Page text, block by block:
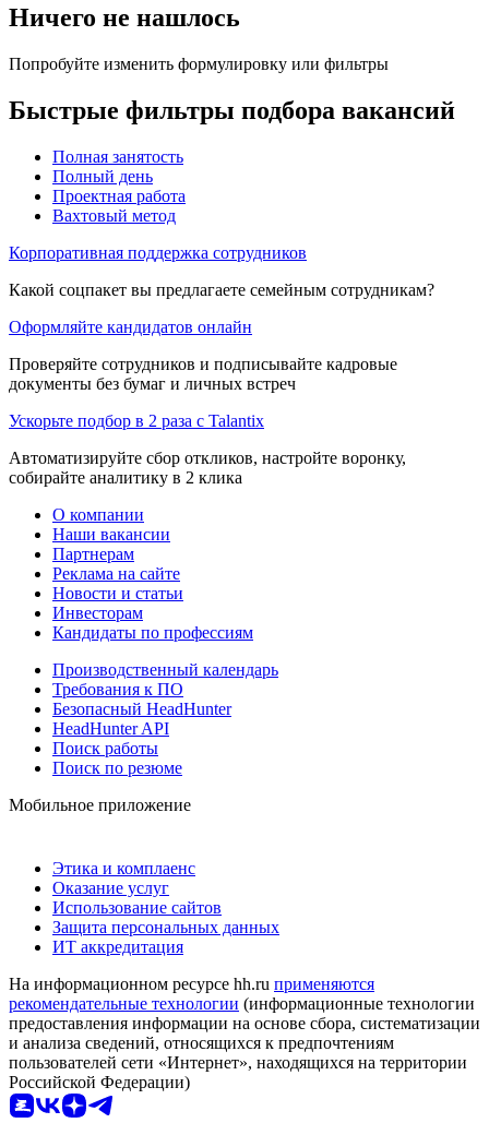
Ничего не нашлось
Попробуйте изменить формулировку или фильтры
Быстрые фильтры подбора вакансий
Полная занятость
Полный день
Проектная работа
Вахтовый метод
Корпоративная поддержка сотрудников
Какой соцпакет вы предлагаете семейным сотрудникам?
Оформляйте кандидатов онлайн
Проверяйте сотрудников и подписывайте кадровые
документы без бумаг и личных встреч
Ускорьте подбор в 2 раза с Talantix
Автоматизируйте сбор откликов, настройте воронку,
собирайте аналитику в 2 клика
О компании
Наши вакансии
Партнерам
Реклама на сайте
Новости и статьи
Инвесторам
Кандидаты по профессиям
Производственный календарь
Требования к ПО
Безопасный HeadHunter
HeadHunter API
Поиск работы
Поиск по резюме
Мобильное приложение
Этика и комплаенс
Оказание услуг
Использование сайтов
Защита персональных данных
ИТ аккредитация
На информационном ресурсе hh.ru применяются
рекомендательные технологии (информационные технологии
предоставления информации на основе сбора, систематизации
и анализа сведений, относящихся к предпочтениям
пользователей сети «Интернет», находящихся на территории
Российской Федерации)